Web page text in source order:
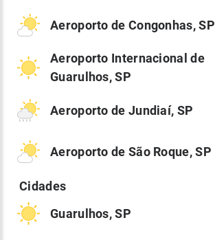
Aeroporto de Congonhas, SP
Aeroporto Internacional de
Guarulhos, SP
Aeroporto de Jundiaí, SP
Aeroporto de São Roque, SP
Guarulhos, SP